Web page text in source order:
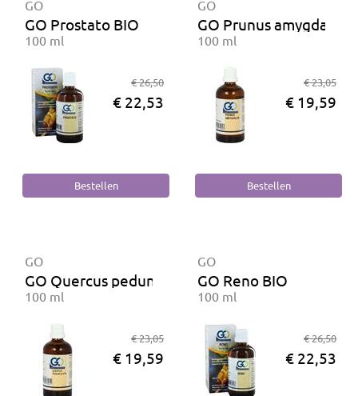
GO
GO Prostato BIO
100 ml
€ 26,50
€ 22,53
GO
GO Prunus amygdalus
100 ml
€ 23,05
€ 19,59
GO
GO Quercus pedunculata BIO
100 ml
€ 23,05
€ 19,59
GO
GO Reno BIO
100 ml
€ 26,50
€ 22,53